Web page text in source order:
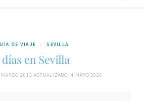
DE VIAJE SEVILLA
días en Sevilla
2015 ACTUALIZADO: 4 MAYO 2026